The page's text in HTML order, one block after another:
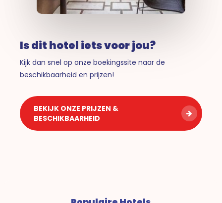
Is dit hotel iets voor jou?
Kijk dan snel op onze boekingssite naar de
beschikbaarheid en prijzen!
BEKIJK ONZE PRIJZEN &
BESCHIKBAARHEID